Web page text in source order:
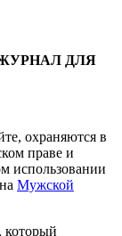
ЖУРНАЛ ДЛЯ
охраняются в
праве и
использовании
Мужской
который